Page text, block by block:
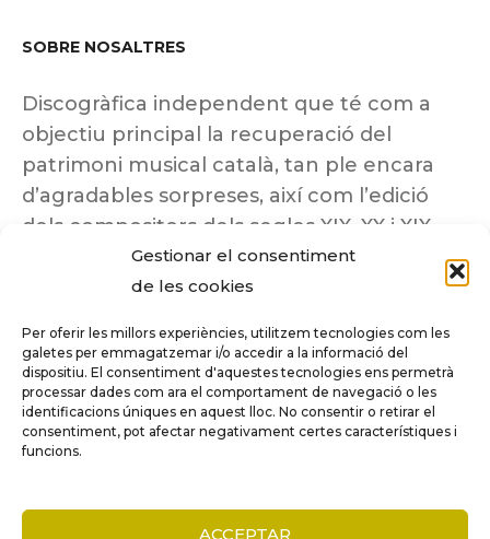
Gestionar el consentiment
de les cookies
Per oferir les millors experiències, utilitzem tecnologies com les
galetes per emmagatzemar i/o accedir a la informació del
dispositiu. El consentiment d'aquestes tecnologies ens permetrà
processar dades com ara el comportament de navegació o les
identificacions úniques en aquest lloc. No consentir o retirar el
consentiment, pot afectar negativament certes característiques i
funcions.
ACCEPTAR
SOBRE NOSALTRES
Discogràfica independent que té com a
objectiu principal la recuperació del
patrimoni musical català, tan ple encara
d’agradables sorpreses, així com l’edició
dels compositors dels segles XIX, XX i XIX
insuficientment coneguts.
Tots els drets reservats a ©Columna
Música.
COMPARE (0)